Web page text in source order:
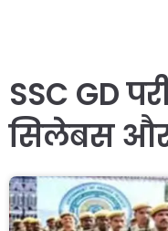
SSC GD
सिलेबस और